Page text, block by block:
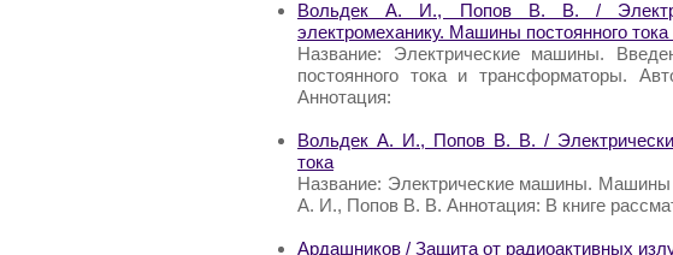
Вольдек А. И., Попов В. В. /
электромеханику. Машины постоянного
Название: Электрические машины.
постоянного тока и трансформаторы.
Аннотация:
Вольдек А. И., Попов В. В. /
тока
Название: Электрические машины. Машины
А. И., Попов В. В. Аннотация: В книге
Ардашников / Защита от радиоактивных